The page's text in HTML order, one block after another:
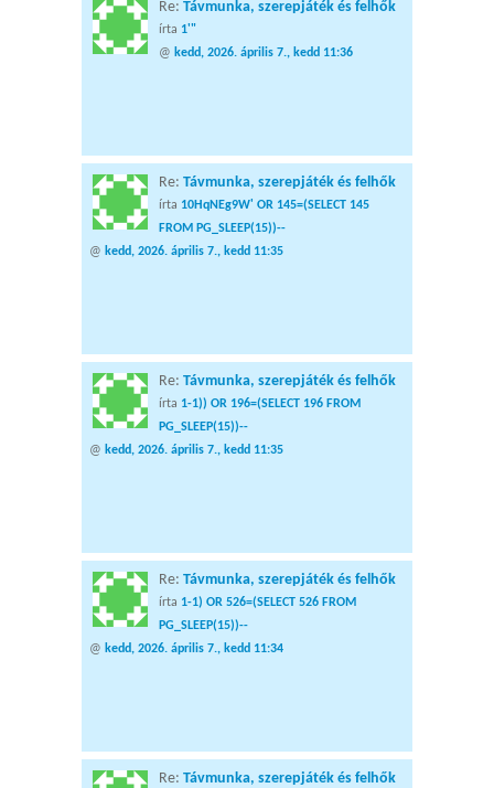
Re: Távmunka, szerepjáték és felhők
írta 1'"
@ kedd, 2026. április 7., kedd 11:36
Re: Távmunka, szerepjáték és felhők
írta 10HqNEg9W' OR 145=(SELECT 145
FROM PG_SLEEP(15))--
@ kedd, 2026. április 7., kedd 11:35
Re: Távmunka, szerepjáték és felhők
írta 1-1)) OR 196=(SELECT 196 FROM
PG_SLEEP(15))--
@ kedd, 2026. április 7., kedd 11:35
Re: Távmunka, szerepjáték és felhők
írta 1-1) OR 526=(SELECT 526 FROM
PG_SLEEP(15))--
@ kedd, 2026. április 7., kedd 11:34
Re: Távmunka, szerepjáték és felhők